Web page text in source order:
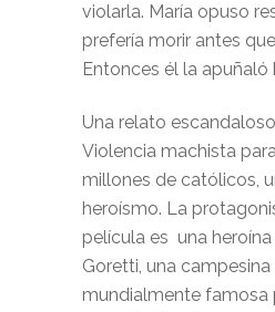
violarla. María opuso
prefería morir antes
Entonces él la apuñaló
Una relato
Violencia machista
millones de católicos,
heroísmo. La
película es una heroína
Goretti, una
mundialmente famosa